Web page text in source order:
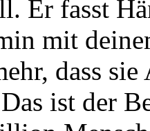
Er fasst
mit
dass
ist der